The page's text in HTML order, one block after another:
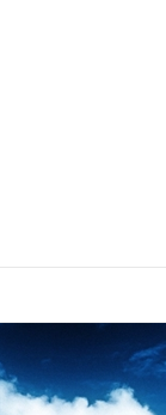
phú yên
0387560028
thuê xe máy ở